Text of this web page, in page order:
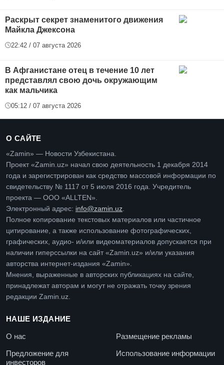
Раскрыт секрет знаменитого движения
Майкла Джексона
22:42 / 07 августа 2026
В Афганистане отец в течение 10 лет
представлял свою дочь окружающим
как мальчика
05:12 / 07 августа 2026
О САЙТЕ
«Zamin» — Новости Узбекистана.
Проект «Zamin.uz» начал свою деятельность 1 декабря 2014
года и зарегистрирован как средство массовой информации по
свидетельству № 1117 от 5 июля 2016 года. Учредитель
проекта — ООО «ALLTEN».
Электронный адрес: info@zamin.uz
Полное копирование текстовых материалов или частичное
цитирование, а также использование фотографических,
графических, аудио- и/или видеоматериалов допускается при
наличии гиперссылки на сайт «Zamin.uz» и/или указания
авторства интернет-издания «Zamin».
Мнения, выраженные в авторских публикациях на сайте,
принадлежат авторам и могут не отражать точку зрения
редакции Zamin.uz.
НАШЕ ИЗДАНИЕ
О нас
Размещение рекламы
Предложение для
инвесторов
Использование информации